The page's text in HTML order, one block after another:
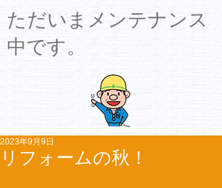
​ただいまメンテナンス
中です。
リフォームの秋！
2023年9月9日